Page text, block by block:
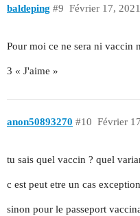
baldeping Février 17,
#9
Pour moi ce ne sera ni vaccin
3 « J'aime »
anon50893270 Février
#10
tu sais quel vaccin ? quel
c est peut etre un cas
sinon pour le passeport